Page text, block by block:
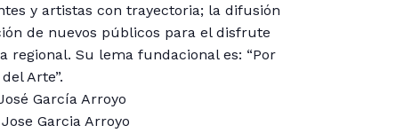
y artistas con trayectoria; la difusión
de nuevos públicos para el disfrute
regional. Su lema fundacional es: “Por
Arte”.
García Arroyo
Garcia Arroyo